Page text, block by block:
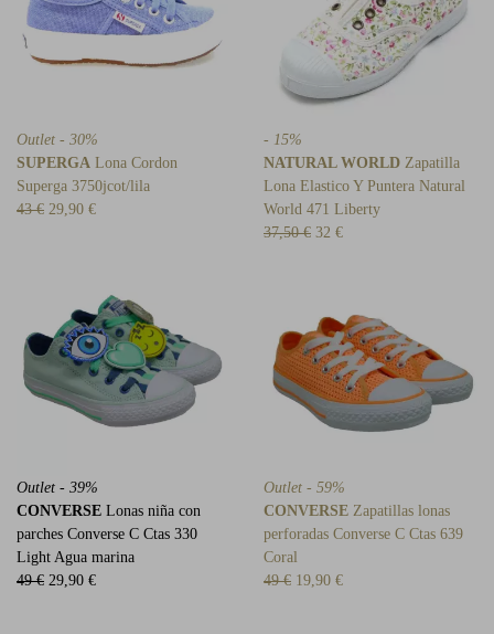
Outlet - 30%
SUPERGA Lona Cordon
Superga 3750jcot/lila
43 € 29,90 €
- 15%
NATURAL WORLD Zapatilla
Lona Elastico Y Puntera Natural
World 471 Liberty
37,50 € 32 €
Outlet - 39%
CONVERSE Lonas niña con
parches Converse C Ctas 330
Light Agua marina
49 € 29,90 €
Outlet - 59%
CONVERSE Zapatillas lonas
perforadas Converse C Ctas 639
Coral
49 € 19,90 €